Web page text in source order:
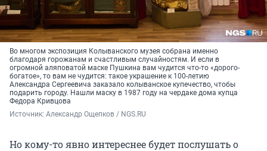
Во многом экспозиция Колыванского музея собрана именно
благодаря горожанам и счастливым случайностям. И если в
огромной аляповатой маске Пушкина вам чудится что-то «дорого-
богатое», то вам не чудится: такое украшение к 100-летию
Александра Сергеевича заказало колыванское купечество, чтобы
подарить городу. Нашли маску в 1987 году на чердаке дома купца
Федора Кривцова
Источник: Александр Ощепков / NGS.RU
Но кому-то явно интереснее будет послушать о